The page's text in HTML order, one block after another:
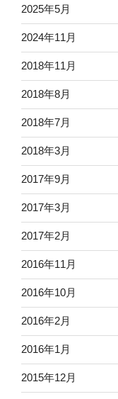
2025年5月
2024年11月
2018年11月
2018年8月
2018年7月
2018年3月
2017年9月
2017年3月
2017年2月
2016年11月
2016年10月
2016年2月
2016年1月
2015年12月